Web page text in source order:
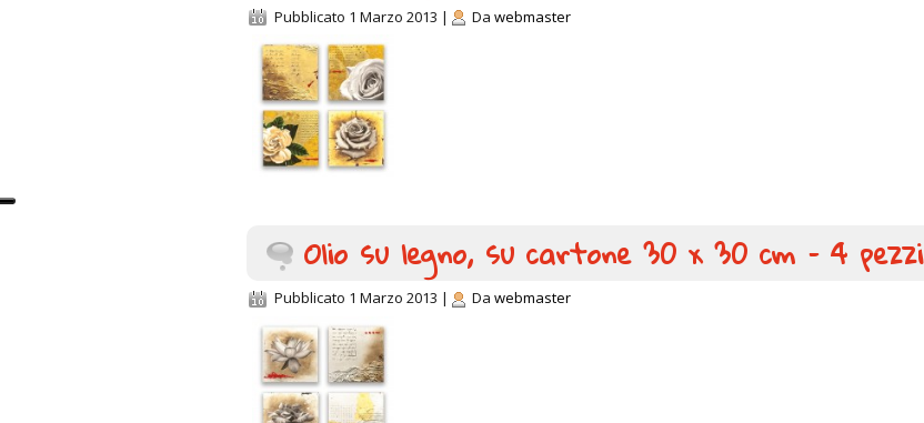
Pubblicato 1 Marzo 2013 | Da webmaster
Olio su legno, su cartone 30 x 30 cm – 4 pezzi
Pubblicato 1 Marzo 2013 | Da webmaster